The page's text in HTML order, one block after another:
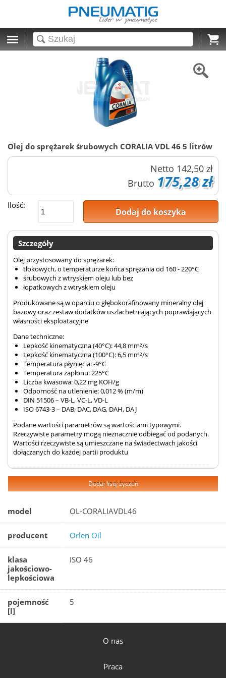
Cart
Olej do sprężarek śrubowych CORALIA VDL 46 5 litrów
Netto 142,50 zł
Brutto 175,28 zł
Ilość:
Dodaj do koszyka
Szczegóły
Olej przystosowany do sprężarek:
tłokowych, o temperaturze końca sprężania od 160 - 220°C
śrubowych z wtryskiem oleju lub bez
łopatkowych z wtryskiem oleju
Produkowane są w oparciu o głębokorafinowany mineralny olej
bazowy oraz zestaw dodatków uszlachetniających poprawiających
własności eksploatacyjne
Dane techniczne:
Lepkość kinematyczna (40°C): 44,8 mm²/s
Lepkość kinematyczna (100°C): 6,5 mm²/s
Temperatura płynięcia: -9°C
Temperatura zapłonu: 225°C
Liczba kwasowa: 0,22 mg KOH/g
Odporność na utlenienie: 0,012 % (m/m)
DIN 51506 – VB-L, VC-L, VD-L
ISO 6743-3 – DAB, DAC, DAG, DAH, DAJ
Podane wartości parametrów są wartościami typowymi.
Rzeczywiste parametry mogą nieznacznie odbiegać od podanych.
Wartości rzeczywiste są umieszczane na świadectwach jakości
dołączanych do każdej partii produktu
Dodaj listy życzeń
model OL-CORALIAVDL46
producent Orlen Oil
klasa
jakościowo-
lepkościowa
ISO 46
pojemność
[l]
5
O nas
Praca